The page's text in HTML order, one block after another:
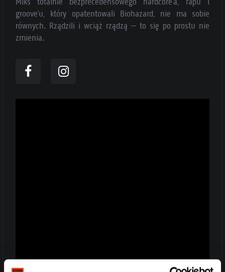
groove’u, który opatentowali Biohazard, nie ma sobie
równych. Rządzili i wciąż rządzą – to się po prostu nie
zmienia.